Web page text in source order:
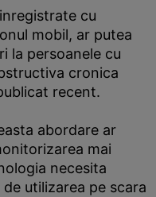
cu
mobil, ar putea
la persoanele cu
cronica
recent.
abordare ar
mai
necesita
utilizarea pe scara